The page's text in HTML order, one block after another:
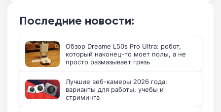
Последние новости:
Обзор Dreame L50s Pro Ultra: робот,
который наконец-то моет полы, а не
просто размазывает грязь
Лучшие веб-камеры 2026 года:
варианты для работы, учебы и
стриминга